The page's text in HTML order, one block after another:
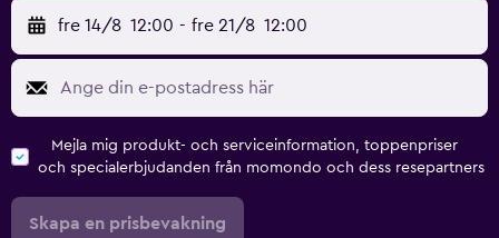
fre 14/8 12:00 - fre 21/8 12:00
Mejla mig produkt- och serviceinformation, toppenpriser
och specialerbjudanden från momondo och dess resepartners
Skapa en prisbevakning